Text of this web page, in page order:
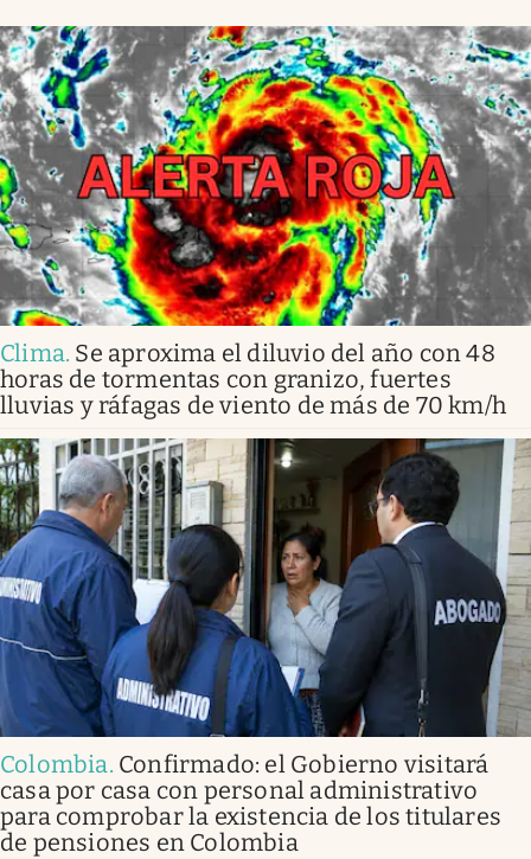
Clima. Se aproxima el diluvio del año con 48
horas de tormentas con granizo, fuertes
lluvias y ráfagas de viento de más de 70 km/h
Colombia. Confirmado: el Gobierno visitará
casa por casa con personal administrativo
para comprobar la existencia de los titulares
de pensiones en Colombia